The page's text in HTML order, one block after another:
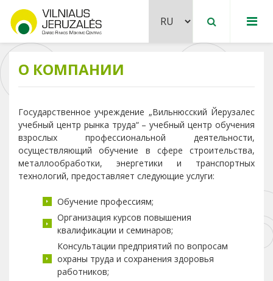
О КОМПАНИИ
Государственное учреждение „Вильнюсский Йерузалес
учебный центр рынка труда“ – учебный центр обучения
взрослых профессиональной деятельности,
осуществляющий обучение в сфере строительства,
металлообработки, энергетики и транспортных
технологий, предоставляет следующие услуги:
Обучение профессиям;
Организация курсов повышения
квалификации и семинаров;
Консультации предприятий по вопросам
охраны труда и сохранения здоровья
работников;